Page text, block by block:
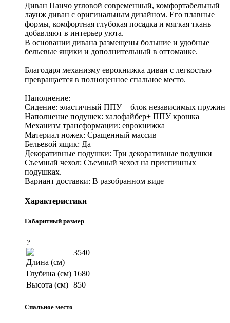
Диван Панчо угловой современный, комфортабельный
лаунж диван с оригинальным дизайном. Его плавные
формы, комфортная глубокая посадка и мягкая ткань
добавляют в интерьер уюта.
В основании дивана размещены большие и удобные
бельевые ящики и дополнительный в оттоманке.
Благодаря механизму еврокнижка диван с легкостью
превращается в полноценное спальное место.
Наполнение:
Сидение: эластичный ППУ + блок независимых пружин
Наполнение подушек: халофайбер+ ППУ крошка
Механизм трансформации: еврокнижка
Материал ножек: Сращенный массив
Бельевой ящик: Да
Декоративные подушки: Три декоративные подушки
Съемный чехол: Съемный чехол на приспинных
подушках.
Вариант доставки: В разобранном виде
Характеристики
Габаритный размер
?
Длина (см)
3540
Глубина (см) 1680
Высота (см) 850
Спальное место